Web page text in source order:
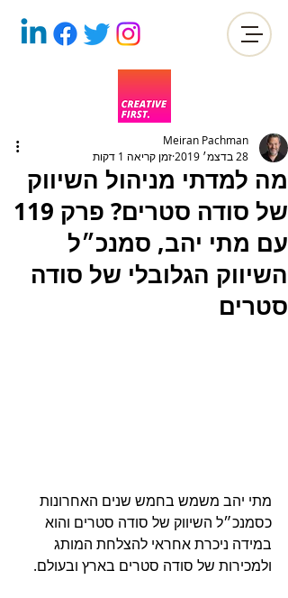
מה למדתי מניהול השיווק
של סודה סטרים? פרק 119
עם מתי יהב, סמנכ״ל
השיווק הגלובלי של סודה
סטרים
Meiran Pachman
28 בדצמ׳ 2019
זמן קריאה 1 דקות
מתי יהב משמש בחמש שנים האחרונות
כסמנכ״ל השיווק של סודה סטרים והוא
במידה ניכרת אחראי להצלחת המותג
ולמכירות של סודה סטרים בארץ ובעולם.